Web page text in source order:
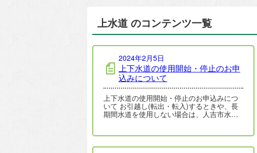
上水道 のコンテンツ一覧
2024年2月5日
上下水道の使用開始・停止のお申
込みについて
上下水道の使用開始・停止のお申込みにつ
いて お引越し(転出・転入)するときや、長
期間水道を使用しない場合は、人吉市水道